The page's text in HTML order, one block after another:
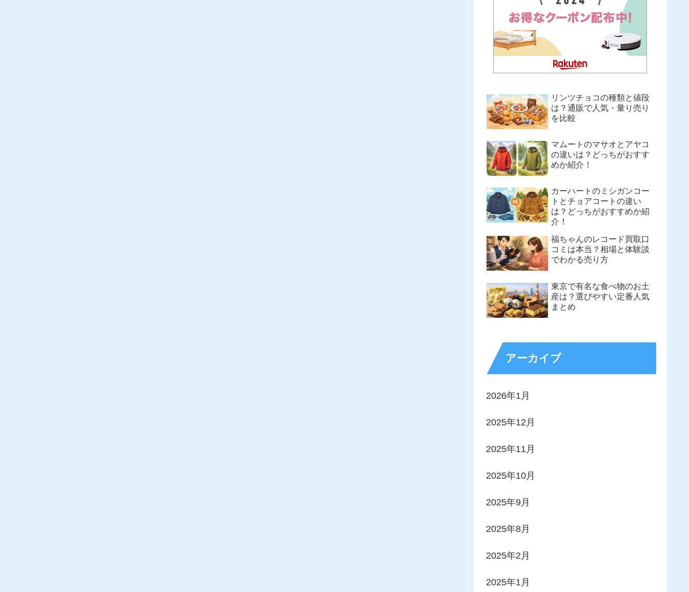
リンツチョコの種類と値段
は？通販で人気・量り売り
を比較
マムートのマサオとアヤコ
の違いは？どっちがおすす
めか紹介！
カーハートのミシガンコー
トとチョアコートの違い
は？どっちがおすすめか紹
介！
福ちゃんのレコード買取口
コミは本当？相場と体験談
でわかる売り方
東京で有名な食べ物のお土
産は？選びやすい定番人気
まとめ
アーカイブ
2026年1月
2025年12月
2025年11月
2025年10月
2025年9月
2025年8月
2025年2月
2025年1月